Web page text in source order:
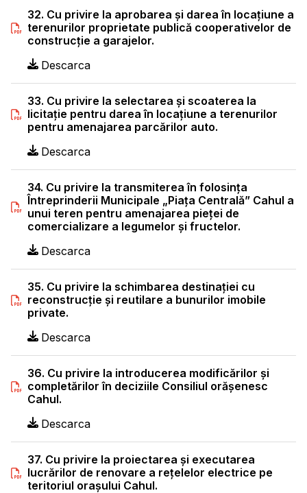
32. Cu privire la aprobarea şi darea în locaţiune a
terenurilor proprietate publică cooperativelor de
construcţie a garajelor.
Descarca
33. Cu privire la selectarea şi scoaterea la
licitaţie pentru darea în locaţiune a terenurilor
pentru amenajarea parcărilor auto.
Descarca
34. Cu privire la transmiterea în folosinţa
Întreprinderii Municipale „Piaţa Centrală” Cahul a
unui teren pentru amenajarea pieţei de
comercializare a legumelor şi fructelor.
Descarca
35. Cu privire la schimbarea destinaţiei cu
reconstrucţie şi reutilare a bunurilor imobile
private.
Descarca
36. Cu privire la introducerea modificărilor şi
completărilor în deciziile Consiliul orăşenesc
Cahul.
Descarca
37. Cu privire la proiectarea şi executarea
lucrărilor de renovare a reţelelor electrice pe
teritoriul oraşului Cahul.